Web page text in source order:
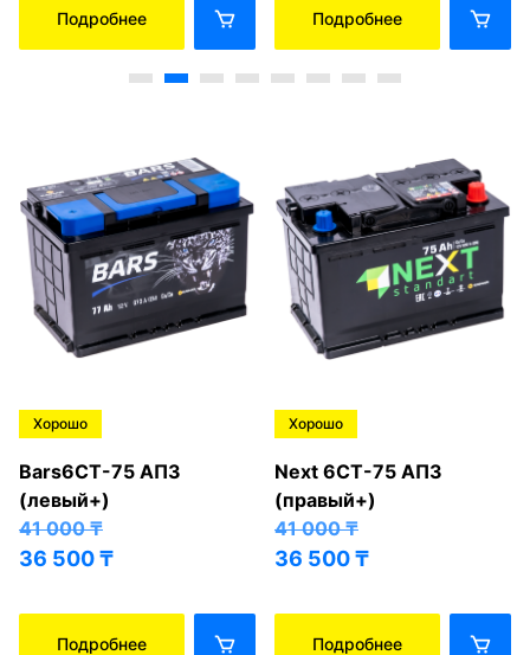
Подробнее Подробнее
Хорошо
Bars6СТ-75 АПЗ
(левый+)
41 000₸
36 500₸
Подробнее
Хорошо
Next 6СТ-75 АПЗ
(правый+)
41 000₸
36 500₸
Подробнее